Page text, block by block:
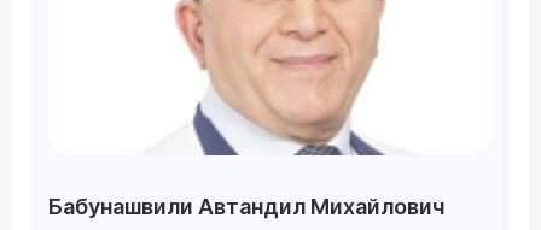
Бабунашвили Автандил Михайлович